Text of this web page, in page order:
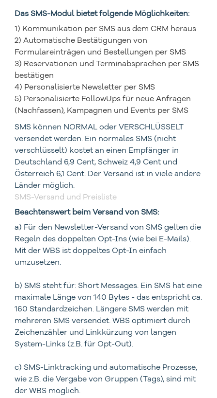
Das SMS-Modul bietet folgende Möglichkeiten:
1) Kommunikation per SMS aus dem CRM heraus
2) Automatische Bestätigungen von
Formulareinträgen und Bestellungen per SMS
3) Reservationen und Terminabsprachen per SMS
bestätigen
4) Personalisierte Newsletter per SMS
5) Personalisierte FollowUps für neue Anfragen
(Nachfassen), Kampagnen und Events per SMS
SMS können NORMAL oder VERSCHLÜSSELT
versendet werden. Ein normales SMS (nicht
verschlüsselt) kostet an einen Empfänger in
Deutschland 6,9 Cent, Schweiz 4,9 Cent und
Österreich 6,1 Cent. Der Versand ist in viele andere
Länder möglich.
SMS-Versand und Preisliste
Beachtenswert beim Versand von SMS:
a) Für den Newsletter-Versand von SMS gelten die
Regeln des doppelten Opt-Ins (wie bei E-Mails).
Mit der WBS ist doppeltes Opt-In einfach
umzusetzen.
b) SMS steht für: Short Messages. Ein SMS hat eine
maximale Länge von 140 Bytes - das entspricht ca.
160 Standardzeichen. Längere SMS werden mit
mehreren SMS versendet. WBS optimiert durch
Zeichenzähler und Linkkürzung von langen
System-Links (z.B. für Opt-Out).
c) SMS-Linktracking und automatische Prozesse,
wie z.B. die Vergabe von Gruppen (Tags), sind mit
der WBS möglich.